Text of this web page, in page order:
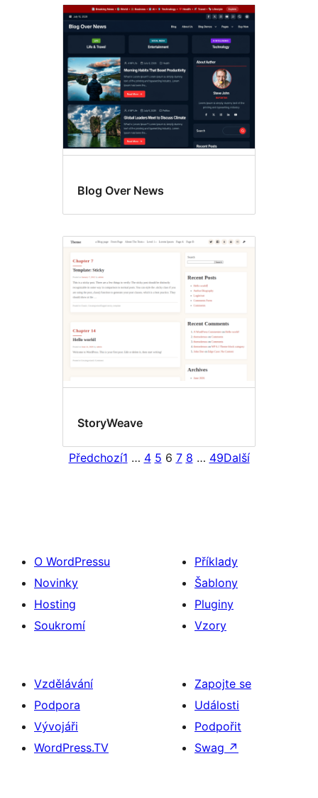
Blog Over News
StoryWeave
Předchozí1 … 4 5 6 7 8 … 49Další
O WordPressu
Novinky
Hosting
Soukromí
Příklady
Šablony
Pluginy
Vzory
Vzdělávání
Podpora
Vývojáři
WordPress.TV
Zapojte se
Události
Podpořit
Swag ↗